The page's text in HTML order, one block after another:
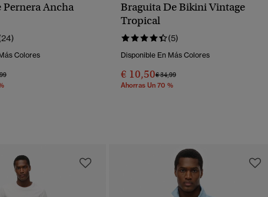
Pernera Ancha
Colores
Rebajado De
A
Braguita De Bikini Vintage
Tropical
(5)
Disponible En Más Colores
€ 10,50Precio Rebajado De
€ 34,99A
Ahorras Un 70 %